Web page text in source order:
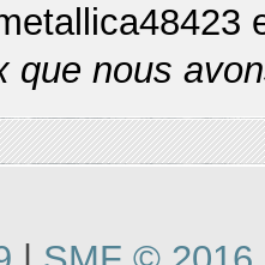
que nous